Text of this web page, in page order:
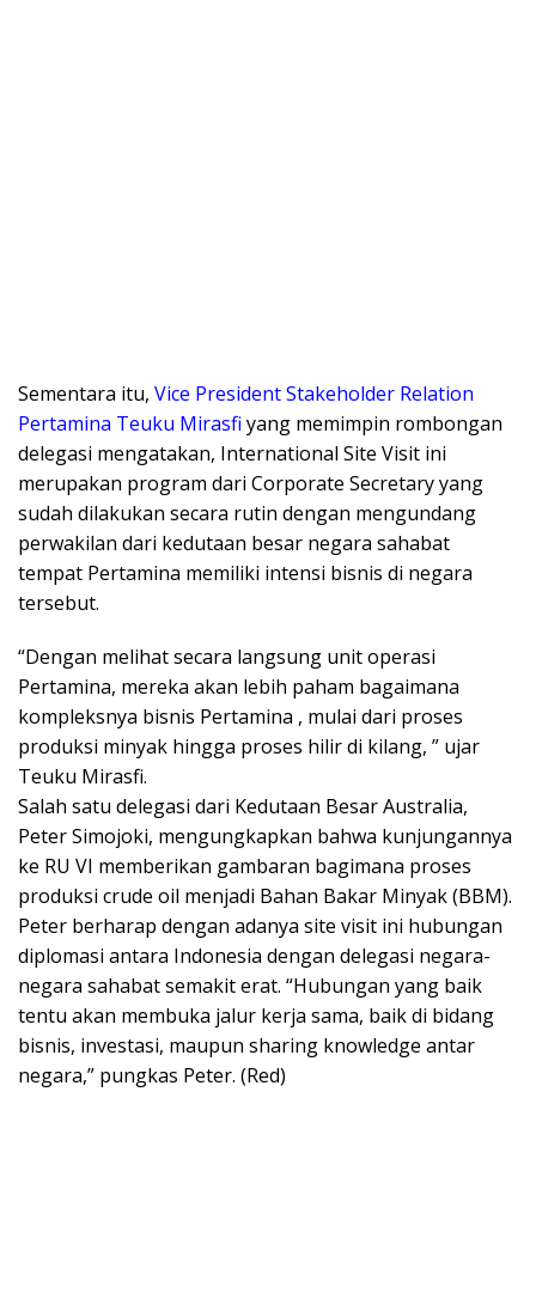
Sementara itu, Vice President Stakeholder Relation
Pertamina Teuku Mirasfi yang memimpin rombongan
delegasi mengatakan, International Site Visit ini
merupakan program dari Corporate Secretary yang
sudah dilakukan secara rutin dengan mengundang
perwakilan dari kedutaan besar negara sahabat
tempat Pertamina memiliki intensi bisnis di negara
tersebut.
“Dengan melihat secara langsung unit operasi
Pertamina, mereka akan lebih paham bagaimana
kompleksnya bisnis Pertamina , mulai dari proses
produksi minyak hingga proses hilir di kilang, ” ujar
Teuku Mirasfi.
Salah satu delegasi dari Kedutaan Besar Australia,
Peter Simojoki, mengungkapkan bahwa kunjungannya
ke RU VI memberikan gambaran bagimana proses
produksi crude oil menjadi Bahan Bakar Minyak (BBM).
Peter berharap dengan adanya site visit ini hubungan
diplomasi antara Indonesia dengan delegasi negara-
negara sahabat semakit erat. “Hubungan yang baik
tentu akan membuka jalur kerja sama, baik di bidang
bisnis, investasi, maupun sharing knowledge antar
negara,” pungkas Peter. (Red)